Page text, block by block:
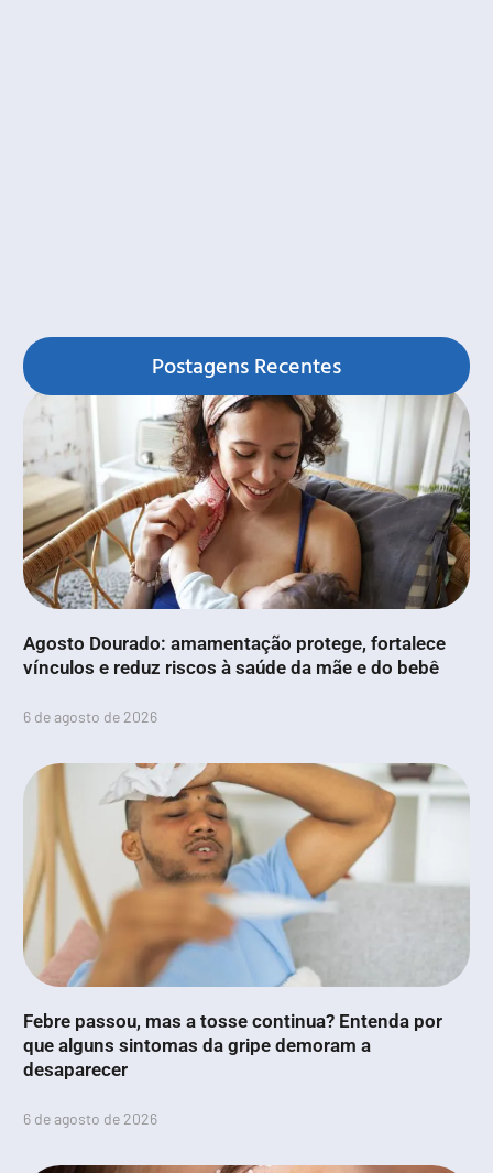
Postagens Recentes
Agosto Dourado: amamentação protege, fortalece
vínculos e reduz riscos à saúde da mãe e do bebê
6 de agosto de 2026
Febre passou, mas a tosse continua? Entenda por
que alguns sintomas da gripe demoram a
desaparecer
6 de agosto de 2026